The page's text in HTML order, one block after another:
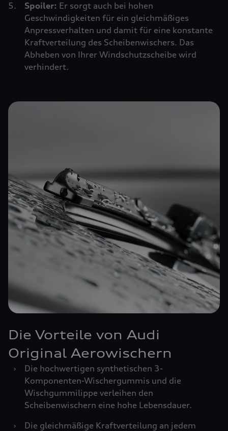
Spoiler: Er sorgt auch bei hohen
Geschwindigkeiten für ein gleichmäßiges
Anpressverhalten und damit für eine konstante
Kraftverteilung des Scheibenwischers. Das
Abheben von Ihrer Windschutzscheibe wird
verhindert.
Die Vorteile von Audi
Original Aerowischern
›
Die hochwertigen synthetischen 3-
Komponenten-Wischergummis und die
Wischgummilippe verleihen den
Scheibenwischern eine hohe Lebensdauer.
›
Die gleichmäßige Kraftverteilung an jedem